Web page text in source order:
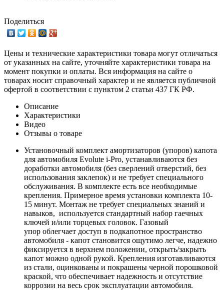
Поделиться
Цены и технические характеристики товара могут отличаться
от указанных на сайте, уточняйте характеристики товара на
момент покупки и оплаты. Вся информация на сайте о
товарах носит справочный характер и не является публичной
офертой в соответствии с пунктом 2 статьи 437 ГК РФ.
Описание
Характеристики
Видео
Отзывы о товаре
Установочный комплект амортизаторов (упоров) капота
для автомобиля Evolute i-Pro, устанавливаются без
доработки автомобиля (без сверлений отверстий, без
использования заклепок) и не требует специального
обслуживания. В комплекте есть все необходимые
крепления. Примерное время установки комплекта 10-
15 минут. Монтаж не требует специальных знаний и
навыков, используется стандартный набор гаечных
ключей и/или торцевых головок. Газовый
упор облегчает доступ в подкапотное пространство
автомобиля - капот становится ощутимо легче, надежно
фиксируется в верхнем положении, открыть/закрыть
капот можно одной рукой. Крепления изготавливаются
из стали, оцинкованы и покрашены черной порошковой
краской, что обеспечивает надежность и отсутствие
коррозии на весь срок эксплуатации автомобиля.